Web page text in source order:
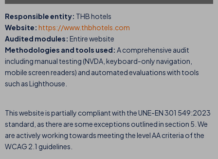
Responsible entity: THB hotels
Website: https://www.thbhotels.com
Audited modules: Entire website
Methodologies and tools used: A comprehensive audit
including manual testing (NVDA, keyboard-only navigation,
mobile screen readers) and automated evaluations with tools
such as Lighthouse.
This website is partially compliant with the UNE-EN 301 549:2023
standard, as there are some exceptions outlined in section 5. We
are actively working towards meeting the level AA criteria of the
WCAG 2.1 guidelines.